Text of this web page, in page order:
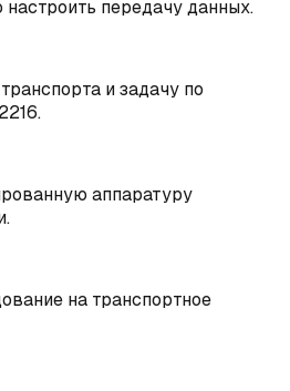
настроить передачу данных.
и задачу по
аппаратуру
на транспортное